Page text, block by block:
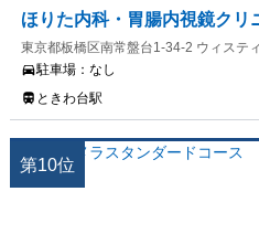
ほりた内科・胃腸内視鏡クリ
東京都板橋区南常盤台1-34-2 ウィステ
駐車場： なし
ときわ台駅
第10位